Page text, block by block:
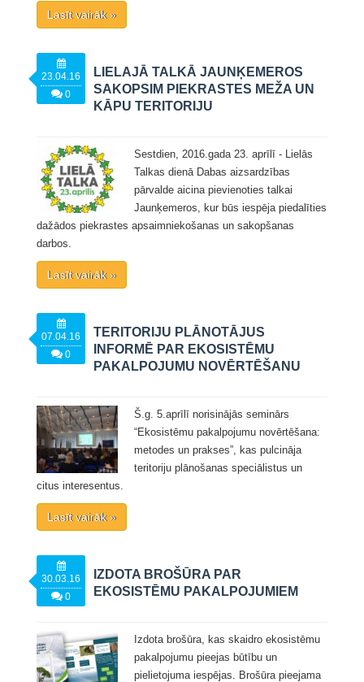
Lasīt vairāk »
23.04.16
0
LIELAJĀ TALKĀ JAUNĶEMEROS
SAKOPSIM PIEKRASTES MEŽA UN
KĀPU TERITORIJU
Sestdien, 2016.gada 23. aprīlī - Lielās
Talkas dienā Dabas aizsardzības
pārvalde aicina pievienoties talkai
Jaunķemeros, kur būs iespēja piedalīties
dažādos piekrastes apsaimniekošanas un sakopšanas
darbos.
Lasīt vairāk »
07.04.16
0
TERITORIJU PLĀNOTĀJUS
INFORMĒ PAR EKOSISTĒMU
PAKALPOJUMU NOVĒRTĒŠANU
Š.g. 5.aprīlī norisinājās seminārs
“Ekosistēmu pakalpojumu novērtēšana:
metodes un prakses”, kas pulcināja
teritoriju plānošanas speciālistus un
citus interesentus.
Lasīt vairāk »
30.03.16
0
IZDOTA BROŠŪRA PAR
EKOSISTĒMU PAKALPOJUMIEM
Izdota brošūra, kas skaidro ekosistēmu
pakalpojumu pieejas būtību un
pielietojuma iespējas. Brošūra pieejama